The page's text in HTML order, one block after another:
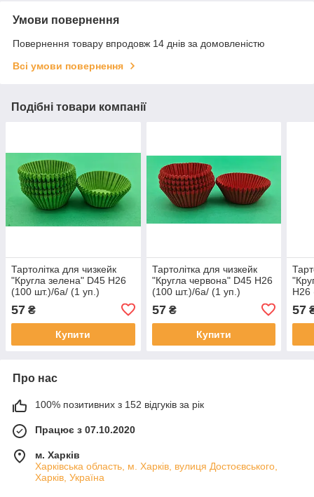
Умови повернення
Повернення товару впродовж 14 днів за домовленістю
Всі умови повернення
Подібні товари компанії
Тартолітка для чизкейк
"Кругла зелена" D45 H26
(100 шт.)/6а/ (1 уп.)
57 ₴
Купити
Тартолітка для чизкейк
"Кругла червона" D45 H26
(100 шт.)/6а/ (1 уп.)
57₴
Купити
H26
57
Про нас
100% позитивних з 152 відгуків за рік
Працює з 07.10.2020
м. Харків
Харківська область, м. Харків, вулиця Достоєвського,
Харків, Україна